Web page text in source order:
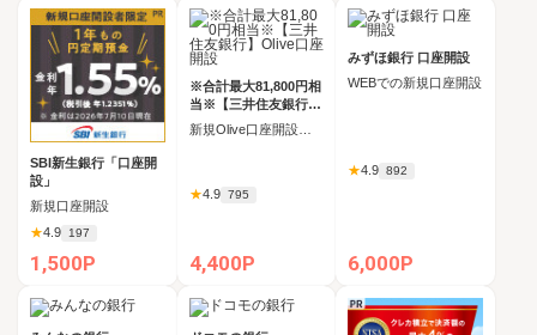
SBI新生銀行「口座開
設」
新規口座開設
★4.9 197
1,500P
※合計最大81,800円相
当※【三井住友銀行】
Olive口座開設
新規Olive口座開設完了
★4.9 795
4,400P
みずほ銀行 口座開設
WEBでの新規口座開設
★4.9 892
6,000P